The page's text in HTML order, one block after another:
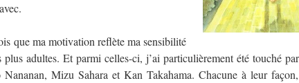
que ma motivation reflète ma sensibilité
plus adultes. Et parmi celles-ci, j’ai particulièrement été touché
Mizu Sahara et Kan Takahama. Chacune à leur